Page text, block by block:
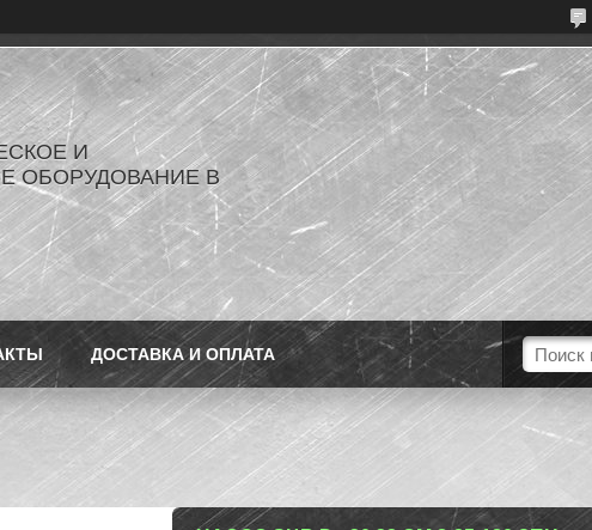
И
ОБОРУДОВАНИЕ В
ДОСТАВКА И ОПЛАТА